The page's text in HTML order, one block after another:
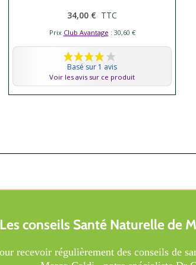
34,00 € TTC
Prix Club Avantage : 30,60 €
Basé sur 1 avis
Voir les avis sur ce produit